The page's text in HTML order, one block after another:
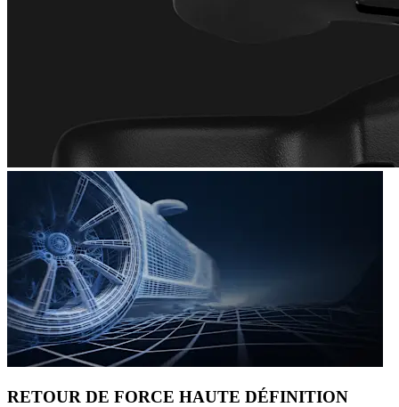
RETOUR DE FORCE HAUTE DÉFINITION